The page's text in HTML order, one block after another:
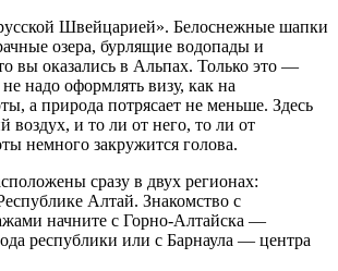
Швейцарией». Белоснежные шапки
озера, бурлящие водопады и
вы оказались в Альпах. Только это —
надо оформлять визу, как на
а природа потрясает не меньше. Здесь
воздух, и то ли от него, то ли от
немного закружится голова.
сразу в двух регионах:
Алтай. Знакомство с
начните с Горно-Алтайска —
республики или с Барнаула — центра